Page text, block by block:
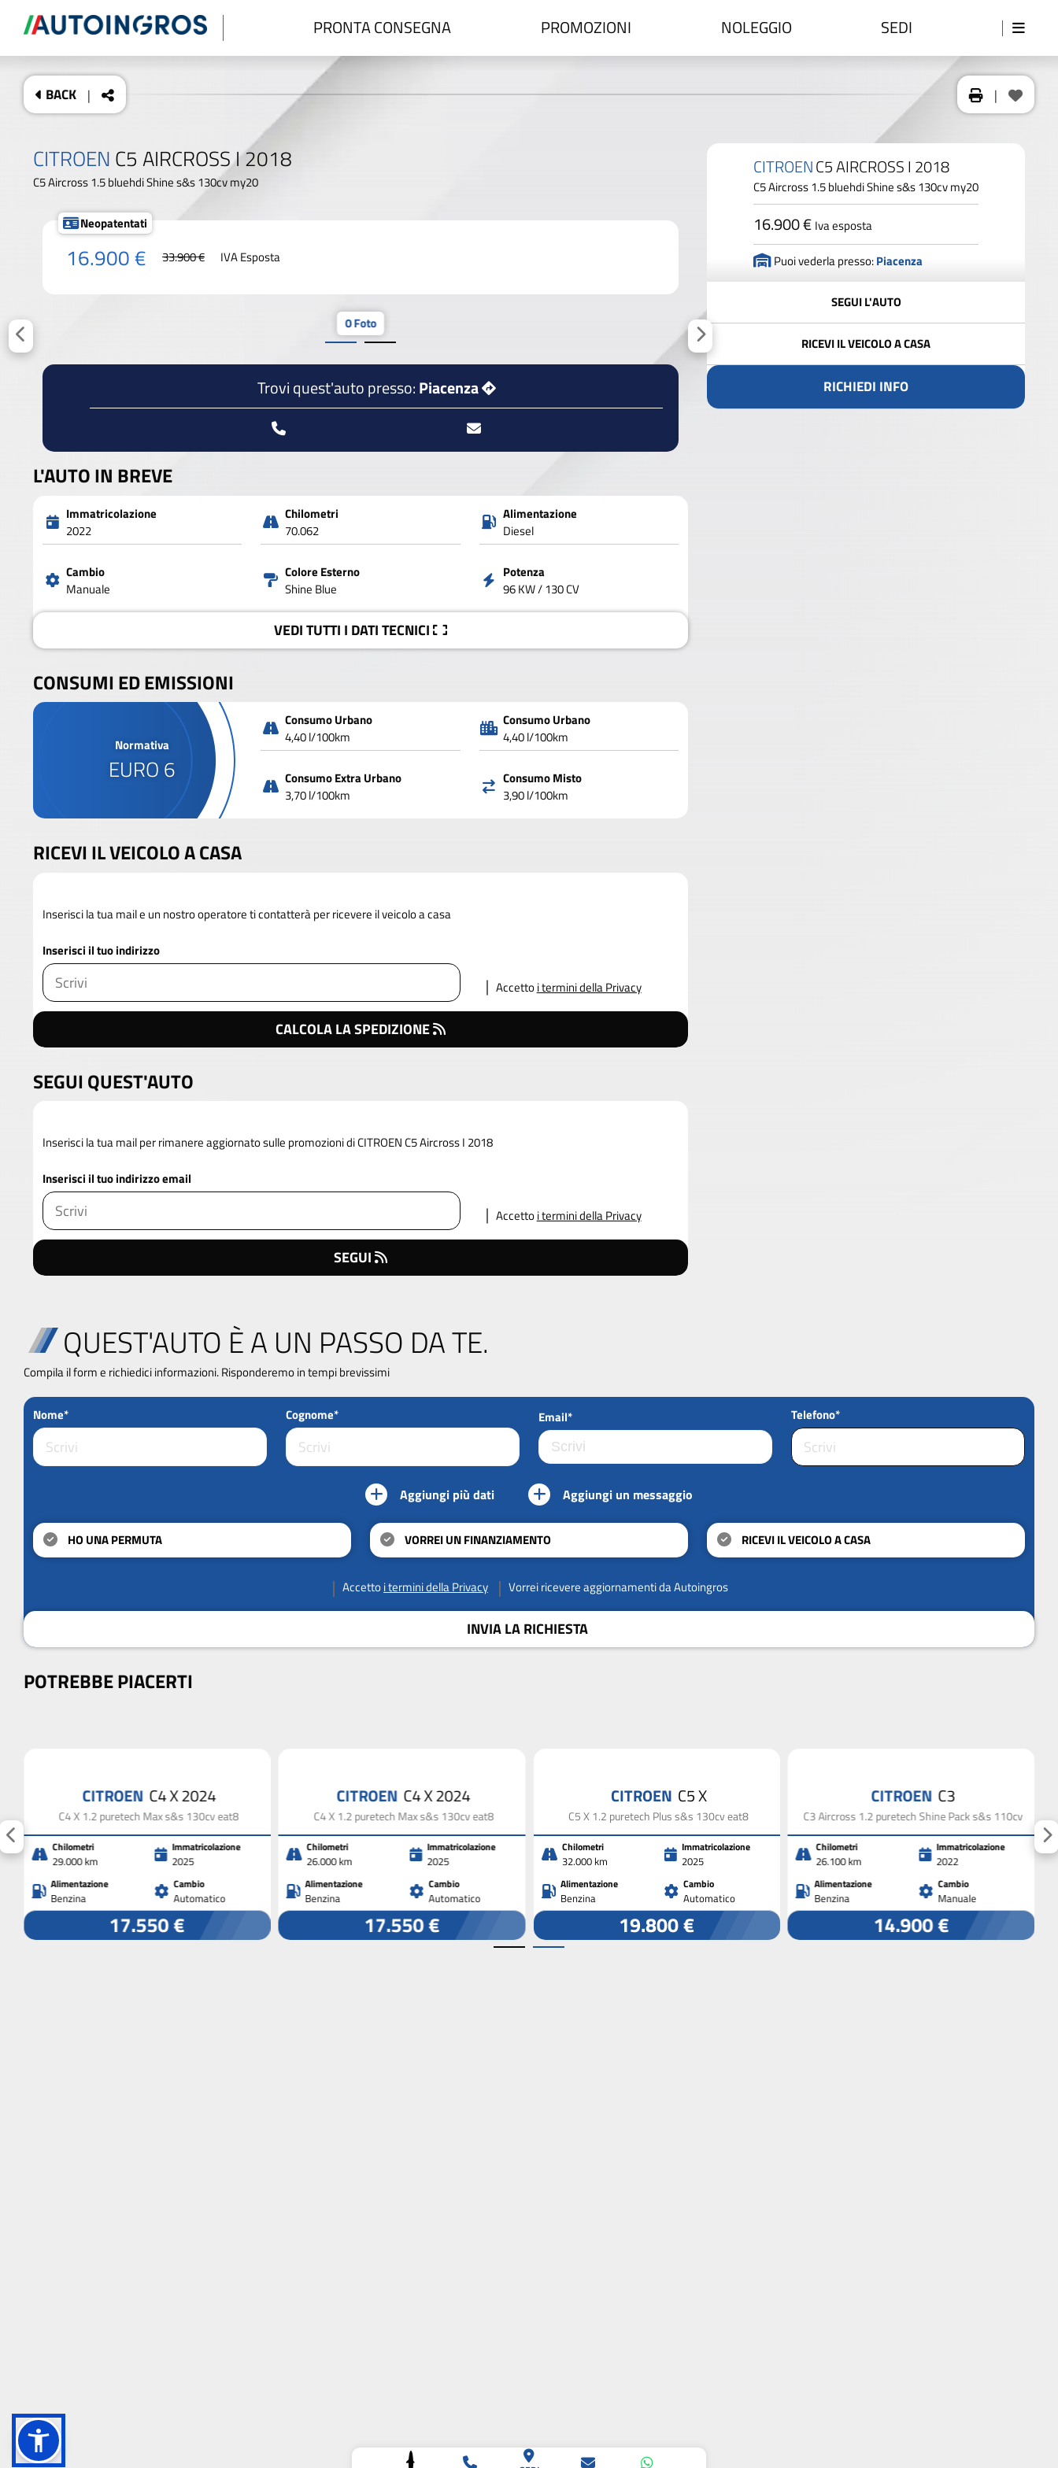
PRONTA CONSEGNA PROMOZIONI NOLEGGIO SEDI
BACK | |
CITROEN C5 AIRCROSS I 2018
C5 Aircross 1.5 bluehdi Shine s&s 130cv my20
Neopatentati
16.900 € 33.900 € IVA Esposta
0 Foto
Trovi quest'auto presso:Piacenza
L'AUTO IN BREVE
Immatricolazione
2022
Chilometri
70.062
Alimentazione
Diesel
Cambio
Manuale
Colore Esterno
Shine Blue
Potenza
96 KW / 130 CV
VEDITUTTI I DATITECNICI
CONSUMI ED EMISSIONI
Normativa
EURO 6
Consumo Urbano
4,40 l/100km
Consumo Urbano
4,40 l/100km
Consumo Extra Urbano
3,70 l/100km
Consumo Misto
3,90 l/100km
RICEVI IL VEICOLO A CASA
Inserisci la tua mail e un nostro operatore ti contatterà per ricevere il veicolo a casa
Inserisci il tuo indirizzo
Accettoi termini della Privacy
CALCOLA LA SPEDIZIONE
SEGUI QUEST'AUTO
Inserisci la tua mail per rimanere aggiornato sulle promozioni di CITROEN C5 Aircross I 2018
Inserisci il tuo indirizzo email
Accettoi termini della Privacy
SEGUI
CITROENC5 AIRCROSS I 2018
C5 Aircross 1.5 bluehdi Shine s&s 130cv my20
16.900 € Iva esposta
Puoi vederla presso:Piacenza
SEGUI L'AUTO
RICEVI IL VEICOLO A CASA
RICHIEDI INFO
QUEST'AUTO È A UN PASSO DA TE.
Compila il form e richiedici informazioni. Risponderemo in tempi brevissimi
Nome* Cognome* Email* Telefono*
Aggiungi più dati Aggiungi un messaggio
HO UNA PERMUTA VORREI UN FINANZIAMENTO RICEVI IL VEICOLO A CASA
Accettoi termini della Privacy Vorrei ricevere aggiornamenti da Autoingros
INVIA LA RICHIESTA
POTREBBE PIACERTI
CITROEN C4 X 2024
C4 X 1.2 puretech Max s&s 130cv eat8
Chilometri
29.000 km
Immatricolazione
2025
Alimentazione
Benzina
Cambio
Automatico
17.550 €
CITROEN C4 X 2024
C4 X 1.2 puretech Max s&s 130cv eat8
Chilometri
26.000 km
Immatricolazione
2025
Alimentazione
Benzina
Cambio
Automatico
17.550 €
CITROEN C5 X
C5 X 1.2 puretech Plus s&s 130cv eat8
Chilometri
32.000 km
Immatricolazione
2025
Alimentazione
Benzina
Cambio
Automatico
19.800 €
CITROEN C3
C3 Aircross 1.2 puretech Shine Pack s&s 110cv
Chilometri
26.100 km
Immatricolazione
2022
Alimentazione
Benzina
Cambio
Manuale
14.900 €